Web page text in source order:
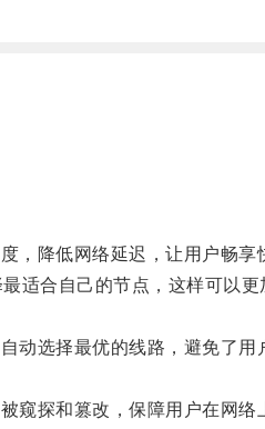
降低网络延迟，让用户畅享
合自己的节点，这样可以更
选择最优的线路，避免了用
探和篡改，保障用户在网络